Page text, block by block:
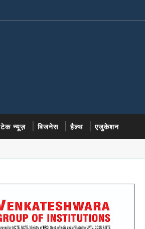
टेक न्यूज़ बिजनेस हैल्थ एजुकेशन